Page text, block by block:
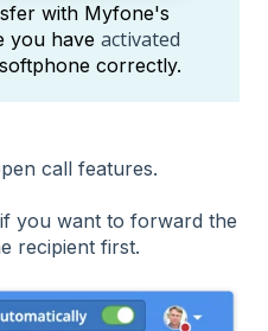
with Myfone's
you have activated
correctly.
call features.
if you want to forward the
recipient first.